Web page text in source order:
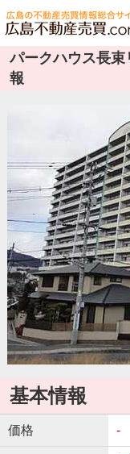
パークハウス長
報
基本情報
価格 -